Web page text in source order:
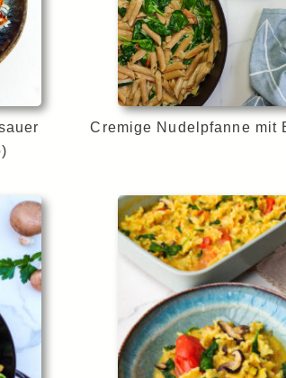
Cremige Nudelpfanne mit